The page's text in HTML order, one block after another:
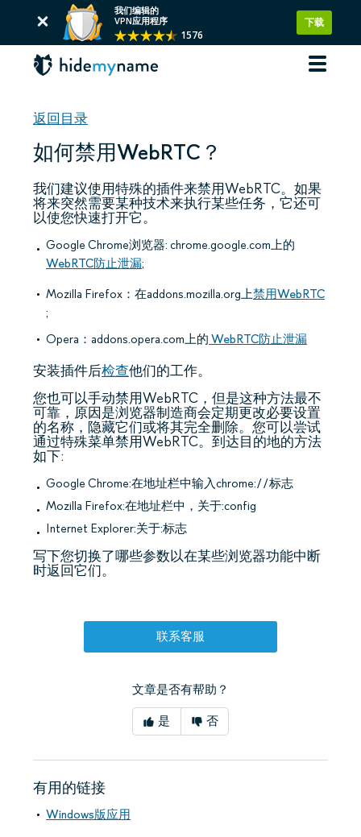
我们编辑的
VPN应用程序
1576
下载
返回目录
如何禁用WebRTC？
我们建议使用特殊的插件来禁用WebRTC。如果
将来突然需要某种技术来执行某些任务，它还可
以使您快速打开它。
Google Chrome浏览器: chrome.google.com上的
WebRTC防止泄漏;
Mozilla Firefox：在addons.mozilla.org上禁用WebRTC
;
Opera：addons.opera.com上的 WebRTC防止泄漏
安装插件后检查他们的工作。
您也可以手动禁用WebRTC，但是这种方法最不
可靠，原因是浏览器制造商会定期更改必要设置
的名称，隐藏它们或将其完全删除。您可以尝试
通过特殊菜单禁用WebRTC。到达目的地的方法
如下:
Google Chrome:在地址栏中输入chrome://标志
Mozilla Firefox:在地址栏中，关于:config
Internet Explorer:关于:标志
写下您切换了哪些参数以在某些浏览器功能中断
时返回它们。
联系客服
文章是否有帮助？
是 否
有用的链接
Windows版应用